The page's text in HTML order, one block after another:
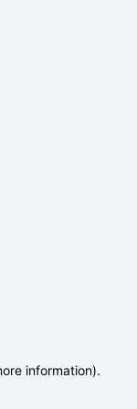
information).